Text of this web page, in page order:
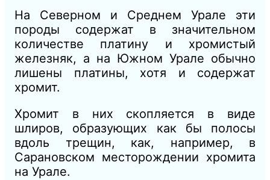
На Северном и Среднем Урале эти
породы содержат в значительном
количестве платину и хромистый
железняк, а на Южном Урале обычно
лишены платины, хотя и содержат
хромит.
Хромит в них скопляется в виде
шлиров, образующих как бы полосы
вдоль трещин, как, например, в
Сарановском месторождении хромита
на Урале.